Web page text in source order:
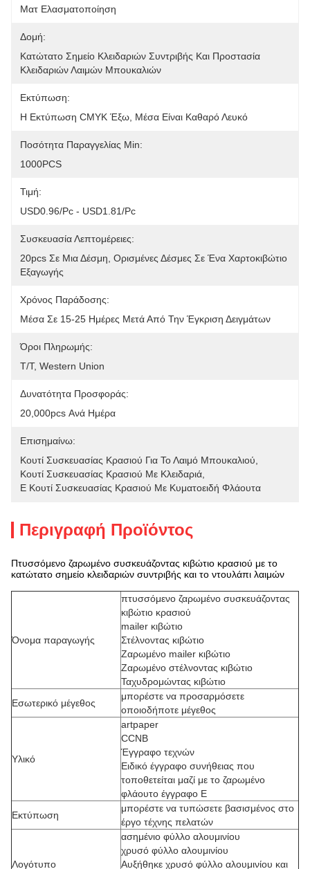
Ματ Ελασματοποίηση
Δομή:
Κατώτατο Σημείο Κλειδαριών Συντριβής Και Προστασία
Κλειδαριών Λαιμών Μπουκαλιών
Εκτύπωση:
Η Εκτύπωση CMYK Έξω, Μέσα Είναι Καθαρό Λευκό
Ποσότητα Παραγγελίας Min:
1000PCS
Τιμή:
USD0.96/pc - USD1.81/pc
Συσκευασία Λεπτομέρειες:
20pcs Σε Μια Δέσμη, Ορισμένες Δέσμες Σε Ένα Χαρτοκιβώτιο
Εξαγωγής
Χρόνος Παράδοσης:
Μέσα Σε 15-25 Ημέρες Μετά Από Την Έγκριση Δειγμάτων
Όροι Πληρωμής:
T/T, Western Union
Δυνατότητα Προσφοράς:
20,000pcs Ανά Ημέρα
Επισημαίνω:
Κουτί Συσκευασίας Κρασιού Για Το Λαιμό Μπουκαλιού
Κουτί Συσκευασίας Κρασιού Με Κλειδαριά
E Κουτί Συσκευασίας Κρασιού Με Κυματοειδή Φλάουτα
Περιγραφή Προϊόντος
Πτυσσόμενο ζαρωμένο συσκευάζοντας κιβώτιο κρασιού με το
κατώτατο σημείο κλειδαριών συντριβής και το ντουλάπι λαιμών
Όνομα παραγωγής
πτυσσόμενο ζαρωμένο συσκευάζοντας
κιβώτιο κρασιού
mailer κιβώτιο
Στέλνοντας κιβώτιο
Ζαρωμένο mailer κιβώτιο
Ζαρωμένο στέλνοντας κιβώτιο
Ταχυδρομώντας κιβώτιο
Εσωτερικό μέγεθος
μπορέστε να προσαρμόσετε
οποιοδήποτε μέγεθος
Υλικό
artpaper
CCNB
Έγγραφο τεχνών
Ειδικό έγγραφο συνήθειας που
τοποθετείται μαζί με το ζαρωμένο
φλάουτο έγγραφο Ε
Εκτύπωση
μπορέστε να τυπώσετε βασισμένος στο
έργο τέχνης πελατών
Λογότυπο
ασημένιο φύλλο αλουμινίου
χρυσό φύλλο αλουμινίου
Αυξήθηκε χρυσό φύλλο αλουμινίου και